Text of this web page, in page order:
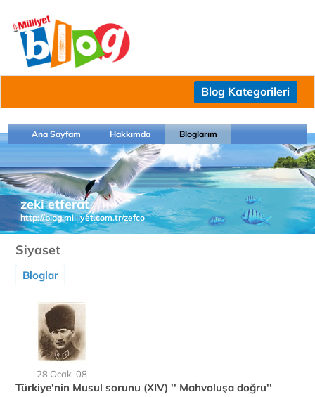
Blog Kategorileri
Ana Sayfam Hakkımda Bloglarım
zeki etferat
http://blog.milliyet.com.tr/zefco
Siyaset
Bloglar
28 Ocak '08
Türkiye'nin Musul sorunu (XIV) '' Mahvoluşa doğru''